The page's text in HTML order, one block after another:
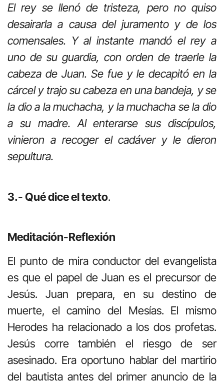
El rey se llenó de tristeza, pero no quiso
desairarla a causa del juramento y de los
comensales. Y al instante mandó el rey a
uno de su guardia, con orden de traerle la
cabeza de Juan. Se fue y le decapitó en la
cárcel y trajo su cabeza en una bandeja, y se
la dio a la muchacha, y la muchacha se la dio
a su madre. Al enterarse sus discípulos,
vinieron a recoger el cadáver y le dieron
sepultura.
3.- Qué dice el texto.
Meditación-Reflexión
El punto de mira conductor del evangelista
es que el papel de Juan es el precursor de
Jesús. Juan prepara, en su destino de
muerte, el camino del Mesías. El mismo
Herodes ha relacionado a los dos profetas.
Jesús corre también el riesgo de ser
asesinado. Era oportuno hablar del martirio
del bautista antes del primer anuncio de la